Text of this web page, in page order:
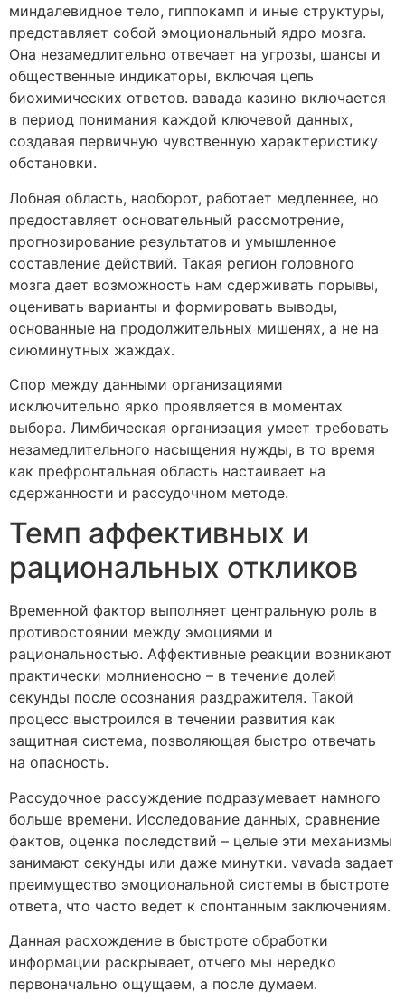
миндалевидное тело, гиппокамп и иные структуры,
представляет собой эмоциональный ядро мозга.
Она незамедлительно отвечает на угрозы, шансы и
общественные индикаторы, включая цепь
биохимических ответов. вавада казино включается
в период понимания каждой ключевой данных,
создавая первичную чувственную характеристику
обстановки.
Лобная область, наоборот, работает медленнее, но
предоставляет основательный рассмотрение,
прогнозирование результатов и умышленное
составление действий. Такая регион головного
мозга дает возможность нам сдерживать порывы,
оценивать варианты и формировать выводы,
основанные на продолжительных мишенях, а не на
сиюминутных жаждах.
Спор между данными организациями
исключительно ярко проявляется в моментах
выбора. Лимбическая организация умеет требовать
незамедлительного насыщения нужды, в то время
как префронтальная область настаивает на
сдержанности и рассудочном методе.
Темп аффективных и
рациональных откликов
Временной фактор выполняет центральную роль в
противостоянии между эмоциями и
рациональностью. Аффективные реакции возникают
практически молниеносно – в течение долей
секунды после осознания раздражителя. Такой
процесс выстроился в течении развития как
защитная система, позволяющая быстро отвечать
на опасность.
Рассудочное рассуждение подразумевает намного
больше времени. Исследование данных, сравнение
фактов, оценка последствий – целые эти механизмы
занимают секунды или даже минутки. vavada задает
преимущество эмоциональной системы в быстроте
ответа, что часто ведет к спонтанным заключениям.
Данная расхождение в быстроте обработки
информации раскрывает, отчего мы нередко
первоначально ощущаем, а после думаем.